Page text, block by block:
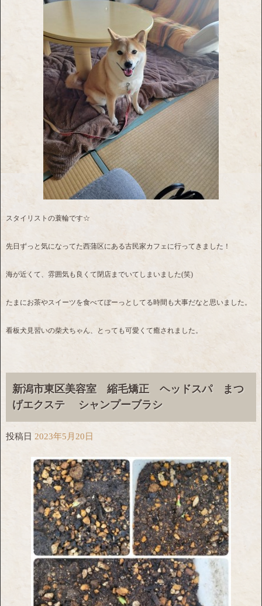
スタイリストの蓑輪です☆
先日ずっと気になってた西蒲区にある古民家カフェに行ってきました！
海が近くて、雰囲気も良くて閉店までいてしまいました(笑)
たまにお茶やスイーツを食べてぼーっとしてる時間も大事だなと思いました。
看板犬見習いの柴犬ちゃん、とっても可愛くて癒されました。
新潟市東区美容室 縮毛矯正 ヘッドスパ まつ
げエクステ シャンプーブラシ
投稿日 2023年5月20日